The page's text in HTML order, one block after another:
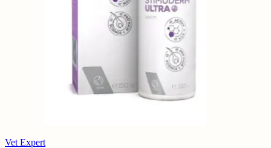
Vet Expert